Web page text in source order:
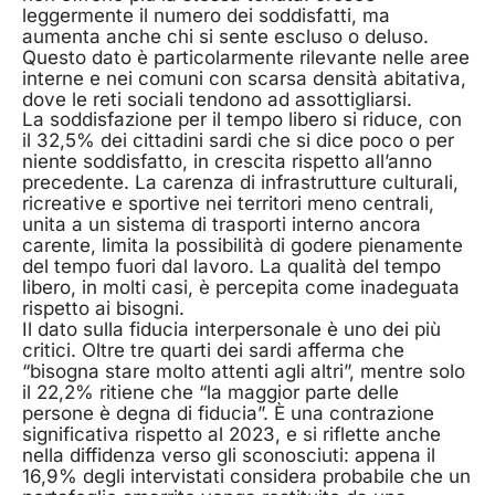
leggermente il numero dei soddisfatti, ma
aumenta anche chi si sente escluso o deluso.
Questo dato è particolarmente rilevante nelle aree
interne e nei comuni con scarsa densità abitativa,
dove le reti sociali tendono ad assottigliarsi.
La soddisfazione per il tempo libero si riduce, con
il 32,5% dei cittadini sardi che si dice poco o per
niente soddisfatto, in crescita rispetto all’anno
precedente. La carenza di infrastrutture culturali,
ricreative e sportive nei territori meno centrali,
unita a un sistema di trasporti interno ancora
carente, limita la possibilità di godere pienamente
del tempo fuori dal lavoro. La qualità del tempo
libero, in molti casi, è percepita come inadeguata
rispetto ai bisogni.
Il dato sulla fiducia interpersonale è uno dei più
critici. Oltre tre quarti dei sardi afferma che
“bisogna stare molto attenti agli altri”, mentre solo
il 22,2% ritiene che “la maggior parte delle
persone è degna di fiducia”. È una contrazione
significativa rispetto al 2023, e si riflette anche
nella diffidenza verso gli sconosciuti: appena il
16,9% degli intervistati considera probabile che un